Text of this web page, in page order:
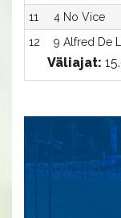
11
4 No Vice
12
9 Alfred De
Väliajat: